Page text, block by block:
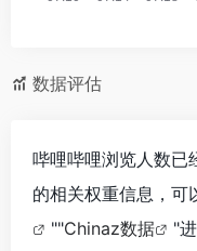
数据评估
哔哩哔哩浏览人数
的相关权重信息，可
""Chinaz数据
"